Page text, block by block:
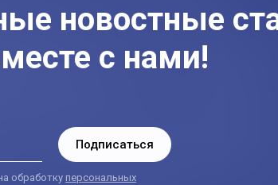
новостные
с нами!
Подписаться
обработку персональных